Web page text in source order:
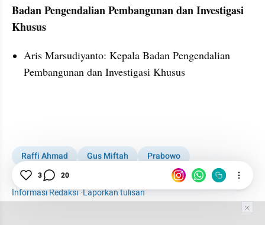
Badan Pengendalian Pembangunan dan Investigasi
Khusus
Aris Marsudiyanto: Kepala Badan Pengendalian
Pembangunan dan Investigasi Khusus
Raffi Ahmad Gus Miftah
Prabowo
Penasihat Khusus Presiden
Utusan Khusus Presiden
Informasi Redaksi·Laporkan tulisan
3 20